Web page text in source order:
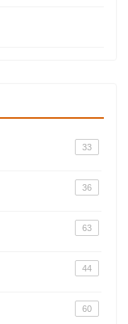
33
36
63
44
60